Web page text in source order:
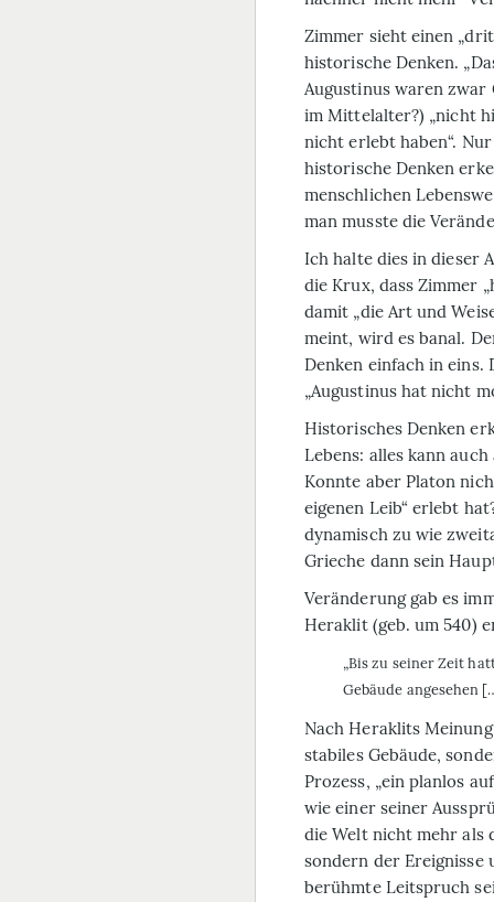
Zimmer sieht einen
historische Denken.
Augustinus waren zwar
im Mittelalter?) „nicht
nicht erlebt haben“.
historische Denken
menschlichen
man musste die
Ich halte dies in dieser
die Krux, dass Zimmer
damit „die Art und
meint, wird es banal.
Denken einfach in eins.
„Augustinus hat nicht
Historisches Denken
Lebens: alles kann
Konnte aber Platon
eigenen Leib“ erlebt
dynamisch zu wie
Grieche dann sein
Veränderung gab es
Heraklit (geb. um 540)
„Bis zu seiner Zeit
Gebäude angesehen
Nach Heraklits
stabiles Gebäude,
Prozess, „ein planlos
wie einer seiner
die Welt nicht mehr als
sondern der Erei­g­nisse
berühmte Leitspruch